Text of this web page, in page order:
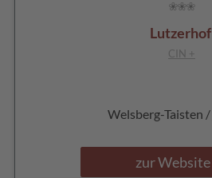
Lutzerhof
CIN +
Welsberg-Taisten /
zur Website